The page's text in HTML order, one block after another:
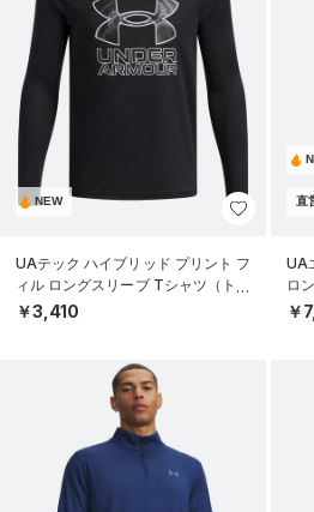
NEW
UAテック ハイブリッド プリント フ
ィル ロングスリーブ Tシャツ（トレ
ーニング/BOYS）
￥3,410
直
UA
ロ
タ
￥